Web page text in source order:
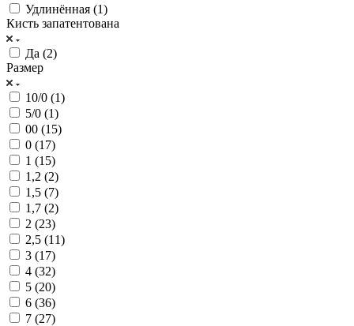
Удлинённая (1)
Кисть запатентована
Да (2)
Размер
10/0 (1)
5/0 (1)
00 (15)
0 (17)
1 (15)
1,2 (2)
1,5 (7)
1,7 (2)
2 (23)
2,5 (11)
3 (17)
4 (32)
5 (20)
6 (36)
7 (27)